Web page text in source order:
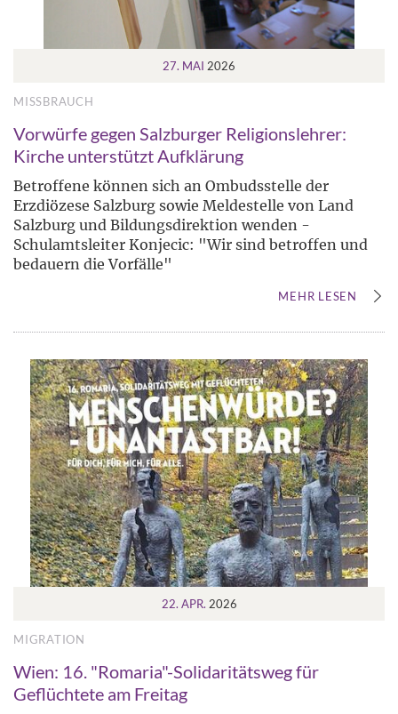
27. MAI 2026
MISSBRAUCH
Vorwürfe gegen Salzburger Religionslehrer:
Kirche unterstützt Aufklärung
Betroffene können sich an Ombudsstelle der
Erzdiözese Salzburg sowie Meldestelle von Land
Salzburg und Bildungsdirektion wenden -
Schulamtsleiter Konjecic: "Wir sind betroffen und
bedauern die Vorfälle"
MEHR LESEN
22. APR. 2026
MIGRATION
Wien: 16. "Romaria"-Solidaritätsweg für
Geflüchtete am Freitag